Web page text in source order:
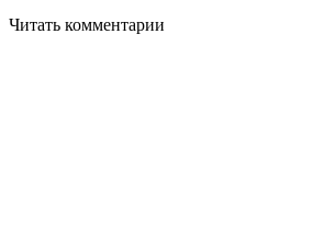
Читать комментарии